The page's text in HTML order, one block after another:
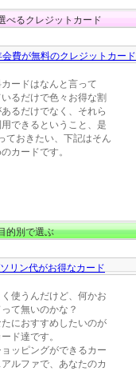
べるクレジットカード
会費が無料のクレジットカード
ードはなんと言って
るだけで色々お得な割
るだけでなく、それら
できるということ、是
ておきたい、下記はそん
カードです。
的別で選ぶ
リン代がお得なカード
使うんだけど、何かお
て無いのかな？
におすすめしたいのが
ド達です。
ッピングができるカー
アルファで、あなたのカ